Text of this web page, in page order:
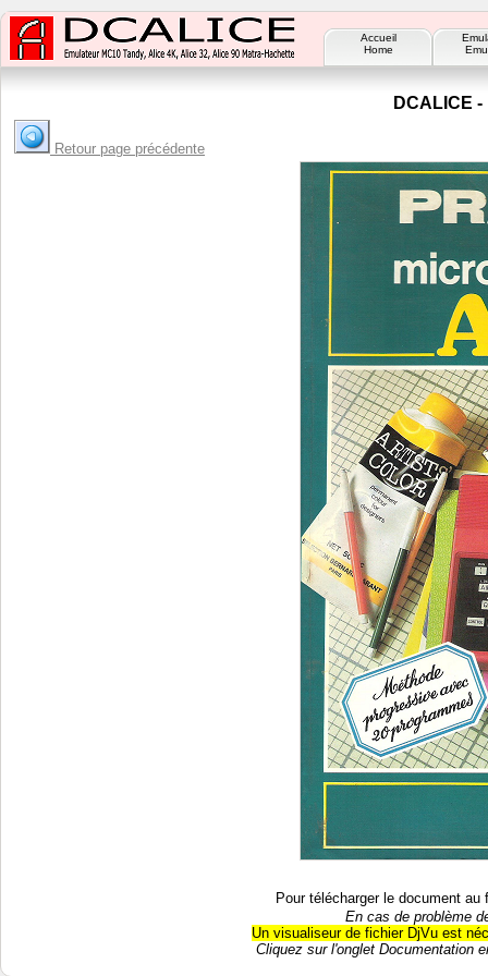
Accueil
Home
DCALICE
Retour page précédente
Pour télécharger le document
En cas de problème
Un visualiseur de fichier DjVu est
Cliquez sur l'onglet Documentation